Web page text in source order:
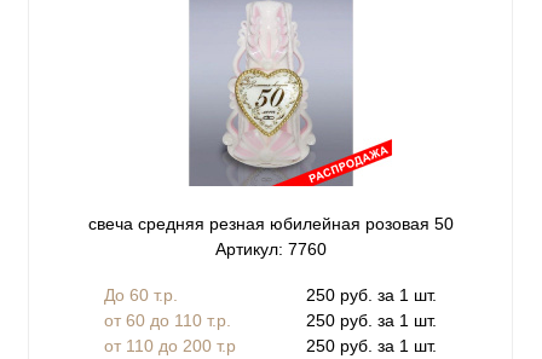
свеча средняя резная юбилейная розовая 50
Артикул: 7760
До 60 т.р.
250 руб. за 1 шт.
от 60 до 110 т.р.
250 руб. за 1 шт.
от 110 до 200 т.р
250 руб. за 1 шт.